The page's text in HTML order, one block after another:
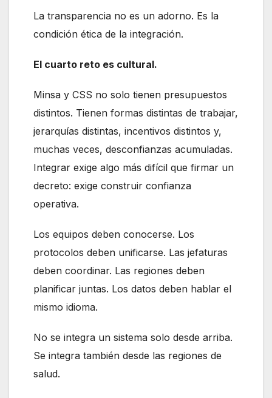
La transparencia no es un adorno. Es la
condición ética de la integración.
El cuarto reto es cultural.
Minsa y CSS no solo tienen presupuestos
distintos. Tienen formas distintas de trabajar,
jerarquías distintas, incentivos distintos y,
muchas veces, desconfianzas acumuladas.
Integrar exige algo más difícil que firmar un
decreto: exige construir confianza
operativa.
Los equipos deben conocerse. Los
protocolos deben unificarse. Las jefaturas
deben coordinar. Las regiones deben
planificar juntas. Los datos deben hablar el
mismo idioma.
No se integra un sistema solo desde arriba.
Se integra también desde las regiones de
salud.